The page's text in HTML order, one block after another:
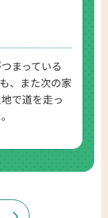
まっている
、また次の家
で道を走っ